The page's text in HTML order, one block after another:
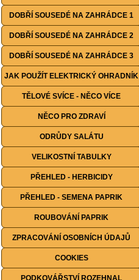
DOBŘÍ SOUSEDÉ NA ZAHRÁDCE 1
DOBŘÍ SOUSEDÉ NA ZAHRÁDCE 2
DOBŘÍ SOUSEDÉ NA ZAHRÁDCE 3
JAK POUŽÍT ELEKTRICKÝ OHRADNÍK
TĚLOVÉ SVÍCE - NĚCO VÍCE
NĚCO PRO ZDRAVÍ
ODRŮDY SALÁTU
VELIKOSTNÍ TABULKY
PŘEHLED - HERBICIDY
PŘEHLED - SEMENA PAPRIK
ROUBOVÁNÍ PAPRIK
ZPRACOVÁNÍ OSOBNÍCH ÚDAJŮ
COOKIES
PODKOVÁŘSTVÍ ROZEHNAL